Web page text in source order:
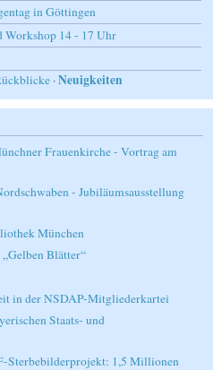
in Göttingen
14 - 17 Uhr
·Neuigkeiten
Frauenkirche - Vortrag am
- Jubiläumsausstellung
München
Blätter“
in der NSDAP-Mitgliederkartei
Staats- und
Sterbebilderprojekt: 1,5 Millionen